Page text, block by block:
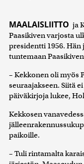
MAALAISLIITTO ja
Paasikiven varjosta
presidentti 1956.
tuntemaan
– Kekkonen oli myös
seuraajakseen. Siitä
päiväkirjoja lukee,
Kekkosen
paikoille.
– Tuli rintamalta